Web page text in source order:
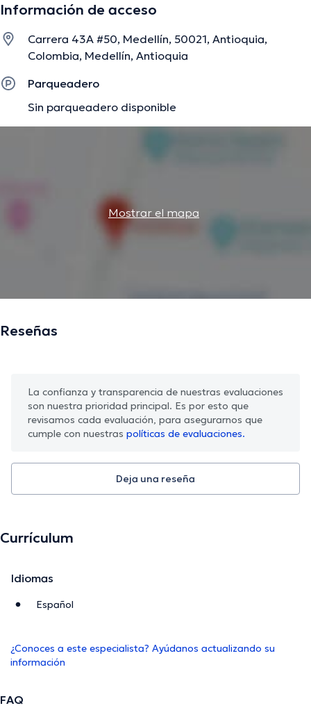
asociaciones médicas. Maritza Liliana Delgado Jaimes ha
tener una formación continua en su temática de
especialización y ha difundido importantes ediciones.
Español son los lenguajes operados por la doctora.
Información de acceso
Carrera 43A #50, Medellín, 50021, Antioquia,
Colombia, Medellín, Antioquia
Parqueadero
Sin parqueadero disponible
Mostrar el mapa
Reseñas
La confianza y transparencia de nuestras evaluaciones
son nuestra prioridad principal. Es por esto que
revisamos cada evaluación, para asegurarnos que
cumple con nuestras políticas de evaluaciones.
Deja una reseña
Currículum
Idiomas
Español
¿Conoces a este especialista? Ayúdanos actualizando su
información
FAQ